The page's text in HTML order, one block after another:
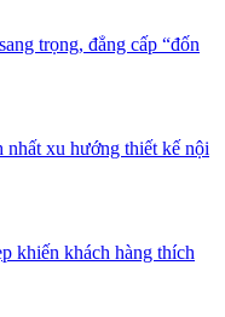
trọng, đẳng cấp “đốn
nhất xu hướng thiết kế nội
khiến khách hàng thích